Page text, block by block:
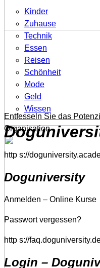
Entfesseln Sie das
Organisation
Kinder
Zuhause
Technik
Essen
Reisen
Schönheit
Mode
Geld
Wissen
http s://
Doguniversity
Anmelden – Online Kurse
Passwort vergessen?
http s://
Login –